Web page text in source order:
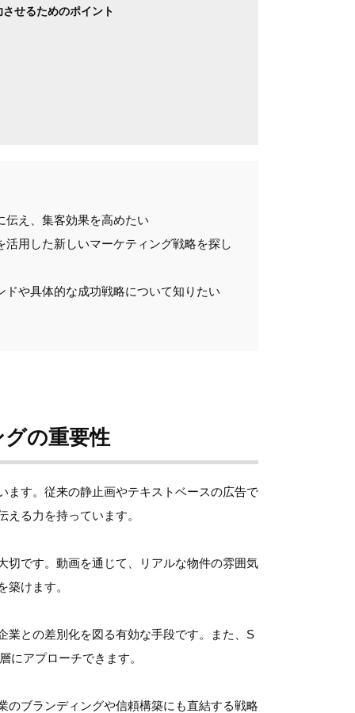
せるためのポイント
伝え、集客効果を高めたい
用した新しいマーケティング戦略を探し
や具体的な成功戦略について知りたい
の重要性
ます。従来の静止画やテキストベースの広告で
る力を持っています。
切です。動画を通じて、リアルな物件の雰囲気
けます。
業との差別化を図る有効な手段です。また、S
にアプローチできます。
のブランディングや信頼構築にも直結する戦略